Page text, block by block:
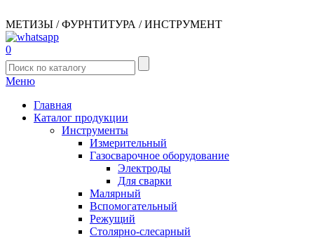
МЕТИЗЫ / ФУРНТИТУРА / ИНСТРУМЕНТ
0
Меню
Главная
Каталог продукции
Инструменты
Измерительный
Газосварочное оборудование
Электроды
Для сварки
Малярный
Вспомогательный
Режущий
Столярно-слесарный